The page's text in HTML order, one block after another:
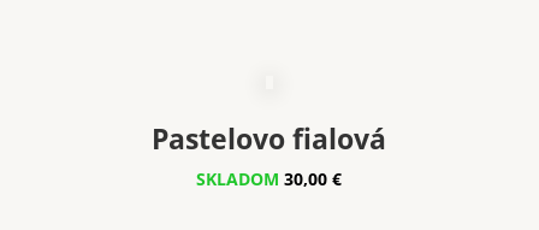
Pastelovo fialová
SKLADOM30,00 €